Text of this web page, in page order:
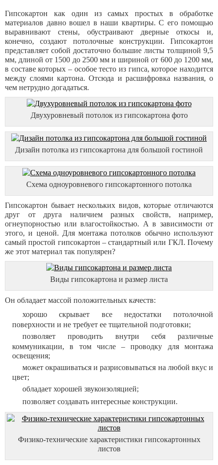
Гипсокартон как один из самых простых в обработке
материалов давно вошел в наши квартиры. С его помощью
выравнивают стены, обустраивают дверные откосы и,
конечно, создают потолочные конструкции. Гипсокартон
представляет собой достаточно большие листы толщиной 9,5
мм, длиной от 1500 до 2500 мм и шириной от 600 до 1200 мм,
в составе которых – особое тесто из гипса, которое находится
между слоями картона. Отсюда и расшифровка названия, о
чем нетрудно догадаться.
Двухуровневый потолок из гипсокартона фото
Дизайн потолка из гипсокартона для большой гостиной
Схема одноуровневого гипсокартонного потолка
Гипсокартон бывает нескольких видов, которые отличаются
друг от друга наличием разных свойств, например,
огнеупорностью или влагостойкостью. А в зависимости от
этого, и ценой. Для монтажа потолков обычно используют
самый простой гипсокартон – стандартный или ГКЛ. Почему
же этот материал так популярен?
Виды гипсокартона и размер листа
Он обладает массой положительных качеств:
хорошо скрывает все недостатки потолочной
поверхности и не требует ее тщательной подготовки;
позволяет проводить внутри себя различные
коммуникации, в том числе – проводку для монтажа
освещения;
может окрашиваться и разрисовываться на любой вкус и
цвет;
обладает хорошей звукоизоляцией;
позволяет создавать интересные конструкции.
Физико-технические характеристики гипсокартонных
листов